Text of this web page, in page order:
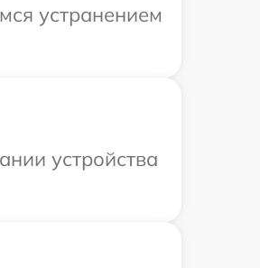
устранением
устройства